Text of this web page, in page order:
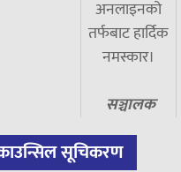
अनलाइनको
तर्फबाट हार्दिक
नमस्कार।
सञ्चालक
सूचिकरण